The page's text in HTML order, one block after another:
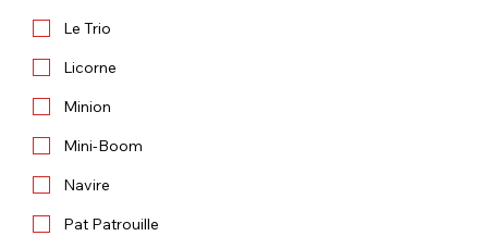
Le Trio
Licorne
Minion
Mini-Boom
Navire
Pat Patrouille